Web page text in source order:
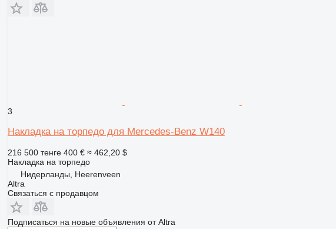
3
Накладка на торпедо для Mercedes-Benz W140
216 500 тенге 400 € ≈ 462,20 $
Накладка на торпедо
Нидерланды, Heerenveen
Altra
Связаться с продавцом
Подписаться на новые объявления от Altra